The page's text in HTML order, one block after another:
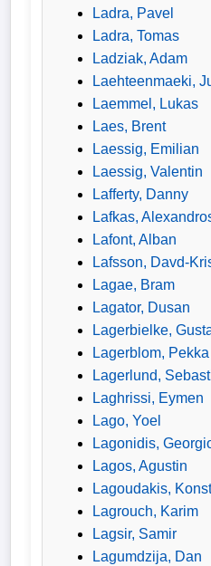
Ladra, Pavel
Ladra, Tomas
Ladziak, Adam
Laehteenmaeki,
Laemmel, Lukas
Laes, Brent
Laessig, Emilian
Laessig, Valentin
Lafferty, Danny
Lafkas,
Lafont, Alban
Lafsson, Davd-
Lagae, Bram
Lagator, Dusan
Lagerbielke,
Lagerblom, Pekka
Lagerlund,
Laghrissi, Eymen
Lago, Yoel
Lagonidis,
Lagos, Agustin
Lagoudakis,
Lagrouch, Karim
Lagsir, Samir
Lagumdzija, Dan